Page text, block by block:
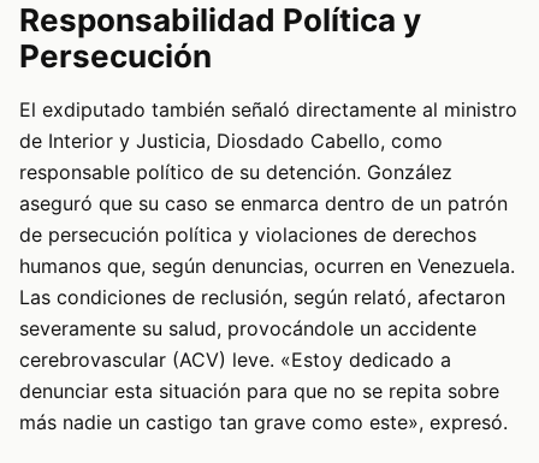
Responsabilidad Política y
Persecución
El exdiputado también señaló directamente al ministro
de Interior y Justicia, Diosdado Cabello, como
responsable político de su detención. González
aseguró que su caso se enmarca dentro de un patrón
de persecución política y violaciones de derechos
humanos que, según denuncias, ocurren en Venezuela.
Las condiciones de reclusión, según relató, afectaron
severamente su salud, provocándole un accidente
cerebrovascular (ACV) leve. «Estoy dedicado a
denunciar esta situación para que no se repita sobre
más nadie un castigo tan grave como este», expresó.